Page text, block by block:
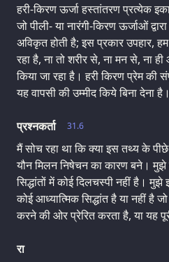
हरी-किरण ऊर्जा हस्तांतरण प्रत्येक
जो पीली- या नारंगी-किरण ऊर्जाओं
अविकृत होती है; इस प्रकार उपहार,
रहा है, ना तो शरीर से, ना मन से, ना
किया जा रहा है। हरी किरण प्रेम की
यह वापसी की उम्मीद किये बिना देना है।
31.6
प्रश्नकर्ता
मैं सोच रहा था कि क्या इस तथ्य के
यौन मिलन निषेचन का कारण बने। मुझे
सिद्धांतों में कोई दिलचस्पी नहीं है।
कोई आध्यात्मिक सिद्धांत है या नहीं है
करने की ओर प्रेरित करता है, या यह
रा